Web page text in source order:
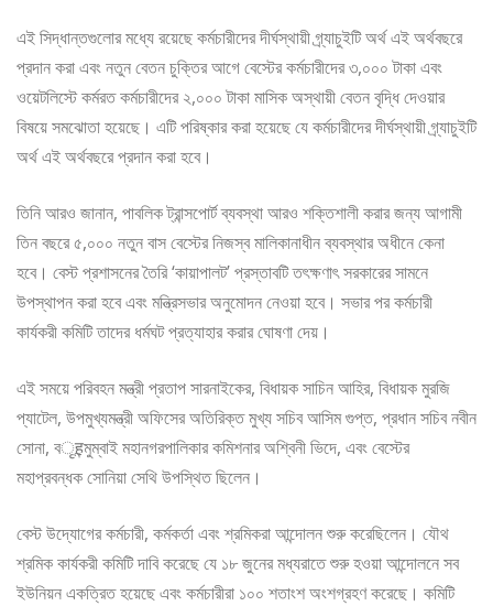
এই সিদ্ধান্তগুলোর মধ্যে রয়েছে কর্মচারীদের দীর্ঘস্থায়ী গ্র্যাচুইটি অর্থ এই অর্থবছরে
প্রদান করা এবং নতুন বেতন চুক্তির আগে বেস্টের কর্মচারীদের ৩,০০০ টাকা এবং
ওয়েটলিস্টে কর্মরত কর্মচারীদের ২,০০০ টাকা মাসিক অস্থায়ী বেতন বৃদ্ধি দেওয়ার
বিষয়ে সমঝোতা হয়েছে। এটি পরিষ্কার করা হয়েছে যে কর্মচারীদের দীর্ঘস্থায়ী গ্র্যাচুইটি
অর্থ এই অর্থবছরে প্রদান করা হবে।
তিনি আরও জানান, পাবলিক ট্রান্সপোর্ট ব্যবস্থা আরও শক্তিশালী করার জন্য আগামী
তিন বছরে ৫,০০০ নতুন বাস বেস্টের নিজস্ব মালিকানাধীন ব্যবস্থার অধীনে কেনা
হবে। বেস্ট প্রশাসনের তৈরি ‘কায়াপালট’ প্রস্তাবটি তৎক্ষণাৎ সরকারের সামনে
উপস্থাপন করা হবে এবং মন্ত্রিসভার অনুমোদন নেওয়া হবে। সভার পর কর্মচারী
কার্যকরী কমিটি তাদের ধর্মঘট প্রত্যাহার করার ঘোষণা দেয়।
এই সময়ে পরিবহন মন্ত্রী প্রতাপ সারনাইকের, বিধায়ক সাচিন আহির, বিধায়ক মুরজি
প্যাটেল, উপমুখ্যমন্ত্রী অফিসের অতিরিক্ত মুখ্য সচিব আসিম গুপ্ত, প্রধান সচিব নবীন
সোনা, বृहন্মুম্বাই মহানগরপালিকার কমিশনার অশ্বিনী ভিদে, এবং বেস্টের
মহাপ্রবন্ধক সোনিয়া সেথি উপস্থিত ছিলেন।
বেস্ট উদ্যোগের কর্মচারী, কর্মকর্তা এবং শ্রমিকরা আন্দোলন শুরু করেছিলেন। যৌথ
শ্রমিক কার্যকরী কমিটি দাবি করেছে যে ১৮ জুনের মধ্যরাতে শুরু হওয়া আন্দোলনে সব
ইউনিয়ন একত্রিত হয়েছে এবং কর্মচারীরা ১০০ শতাংশ অংশগ্রহণ করেছে। কমিটি